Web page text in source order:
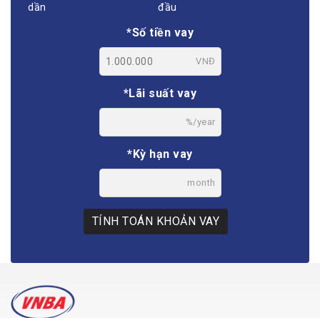
dần
đầu
*Số tiền vay
VNĐ
*Lãi suất vay
%/year
*Kỳ hạn vay
month
TÍNH TOÁN KHOẢN VAY